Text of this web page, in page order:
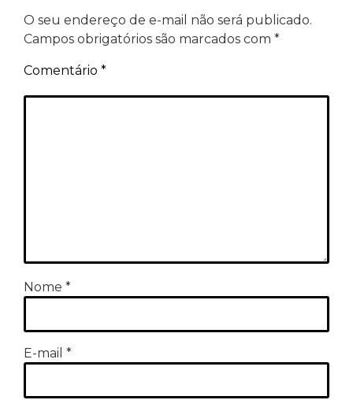
O seu endereço de e-mail não será publicado.
Campos obrigatórios são marcados com *
Comentário *
Nome *
E-mail *